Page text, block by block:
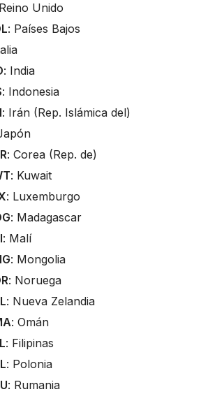
Unido
: Países Bajos
: India
: Indonesia
: Irán (Rep. Islámica del)
: Corea (Rep. de)
: Kuwait
: Luxemburgo
: Madagascar
: Malí
: Mongolia
: Noruega
: Nueva Zelandia
: Omán
: Filipinas
: Polonia
: Rumania